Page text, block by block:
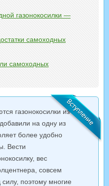
газонокосилки —
самоходных
самоходных
газонокосилки из-
на одну из
более удобно
Вести
вес
совсем
поэтому многие